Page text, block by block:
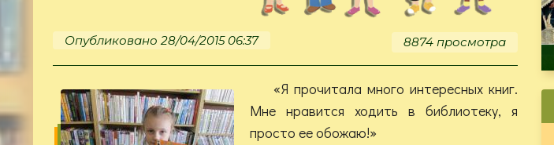
Опубликовано 28/04/2015 06:37 8874 просмотра
«Я прочитала много интересных книг.
Мне нравится ходить в библиотеку, я
просто ее обожаю!»